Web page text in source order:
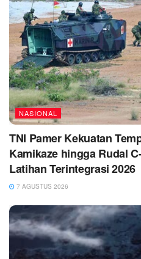
NASIONAL
TNI Pamer Kekuatan
Kamikaze hingga Rudal
Latihan Terintegrasi 2026
7 AGUSTUS 2026